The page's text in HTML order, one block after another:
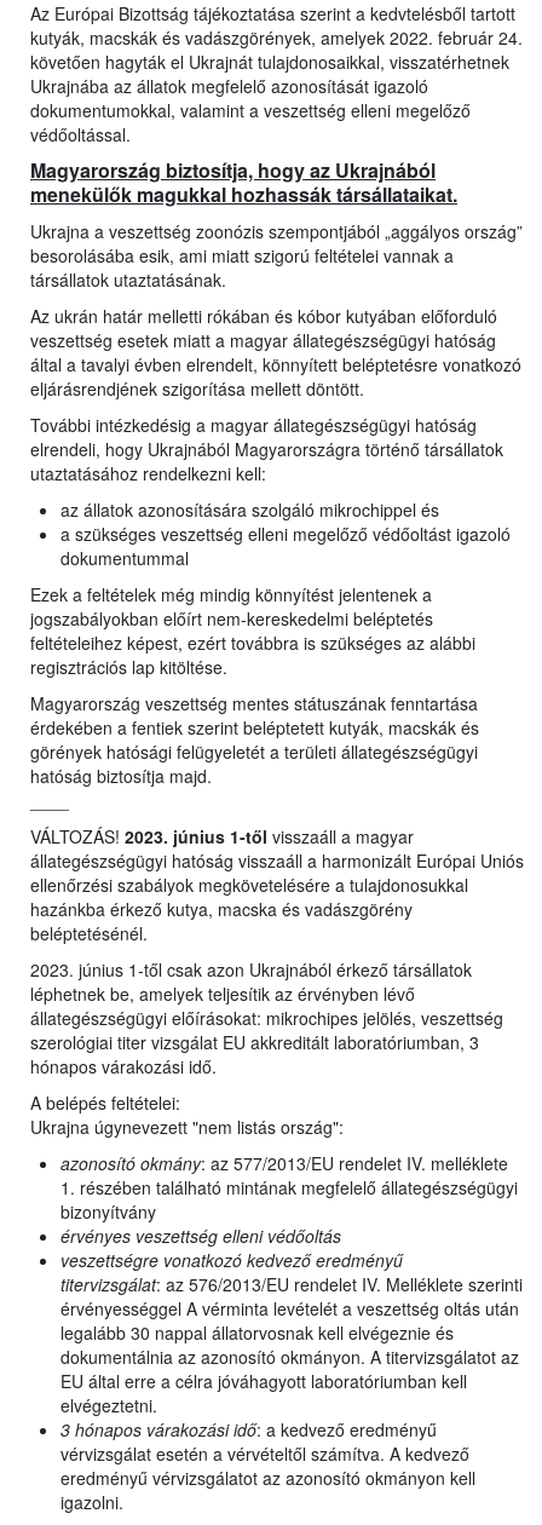
Az Európai Bizottság tájékoztatása szerint a kedvtelésből tartott
kutyák, macskák és vadászgörények, amelyek 2022. február 24.
követően hagyták el Ukrajnát tulajdonosaikkal, visszatérhetnek
Ukrajnába az állatok megfelelő azonosítását igazoló
dokumentumokkal, valamint a veszettség elleni megelőző
védőoltással.
Magyarország biztosítja, hogy az Ukrajnából
menekülők magukkal hozhassák társállataikat.
Ukrajna a veszettség zoonózis szempontjából „aggályos ország”
besorolásába esik, ami miatt szigorú feltételei vannak a
társállatok utaztatásának.
Az ukrán határ melletti rókában és kóbor kutyában előforduló
veszettség esetek miatt a magyar állategészségügyi hatóság
által a tavalyi évben elrendelt, könnyített beléptetésre vonatkozó
eljárásrendjének szigorítása mellett döntött.
További intézkedésig a magyar állategészségügyi hatóság
elrendeli, hogy Ukrajnából Magyarországra történő társállatok
utaztatásához rendelkezni kell:
az állatok azonosítására szolgáló mikrochippel és
a szükséges veszettség elleni megelőző védőoltást igazoló
dokumentummal
Ezek a feltételek még mindig könnyítést jelentenek a
jogszabályokban előírt nem-kereskedelmi beléptetés
feltételeihez képest, ezért továbbra is szükséges az alábbi
regisztrációs lap kitöltése.
Magyarország veszettség mentes státuszának fenntartása
érdekében a fentiek szerint beléptetett kutyák, macskák és
görények hatósági felügyeletét a területi állategészségügyi
hatóság biztosítja majd.
VÁLTOZÁS! 2023. június 1-től visszaáll a magyar
állategészségügyi hatóság visszaáll a harmonizált Európai Uniós
ellenőrzési szabályok megkövetelésére a tulajdonosukkal
hazánkba érkező kutya, macska és vadászgörény
beléptetésénél.
2023. június 1-től csak azon Ukrajnából érkező társállatok
léphetnek be, amelyek teljesítik az érvényben lévő
állategészségügyi előírásokat: mikrochipes jelölés, veszettség
szerológiai titer vizsgálat EU akkreditált laboratóriumban, 3
hónapos várakozási idő.
A belépés feltételei:
Ukrajna úgynevezett "nem listás ország":
azonosító okmány: az 577/2013/EU rendelet IV. melléklete
1. részében található mintának megfelelő állategészségügyi
bizonyítvány
érvényes veszettség elleni védőoltás
veszettségre vonatkozó kedvező eredményű
titervizsgálat: az 576/2013/EU rendelet IV. Melléklete szerinti
érvényességgel A vérminta levételét a veszettség oltás után
legalább 30 nappal állatorvosnak kell elvégeznie és
dokumentálnia az azonosító okmányon. A titervizsgálatot az
EU által erre a célra jóváhagyott laboratóriumban kell
elvégeztetni.
3 hónapos várakozási idő: a kedvező eredményű
vérvizsgálat esetén a vérvételtől számítva. A kedvező
eredményű vérvizsgálatot az azonosító okmányon kell
igazolni.